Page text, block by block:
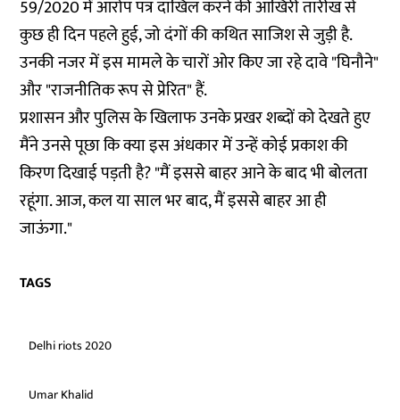
59/2020 में आरोप पत्र दाखिल करने की आखिरी तारीख से
कुछ ही दिन पहले हुई, जो दंगों की कथित साजिश से जुड़ी है.
उनकी नजर में इस मामले के चारों ओर किए जा रहे दावे "घिनौने"
और "राजनीतिक रूप से प्रेरित" हैं.
प्रशासन और पुलिस के खिलाफ उनके प्रखर शब्दों को देखते हुए
मैंने उनसे पूछा कि क्या इस अंधकार में उन्हें कोई प्रकाश की
किरण दिखाई पड़ती है? "मैं इससे बाहर आने के बाद भी बोलता
रहूंगा. आज, कल या साल भर बाद, मैं इससे बाहर आ ही
जाऊंगा."
TAGS
Delhi riots 2020
Umar Khalid